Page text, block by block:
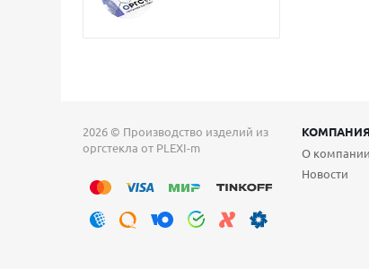
2026 © Производство изделий из
оргстекла от PLEXI-m
КОМПАНИЯ
О компании
Новости